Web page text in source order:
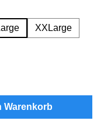
XXLarge
Warenkorb